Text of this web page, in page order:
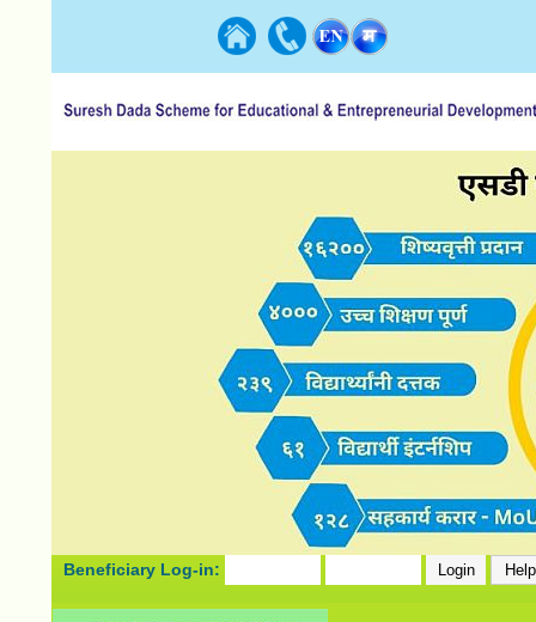
Beneficiary Log-in: